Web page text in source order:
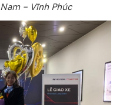
– Vĩnh Phúc